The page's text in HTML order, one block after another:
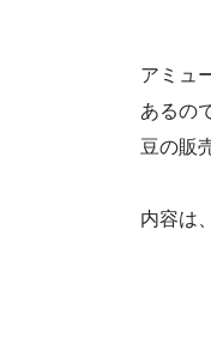
アミュ
あるの
豆の販
内容は